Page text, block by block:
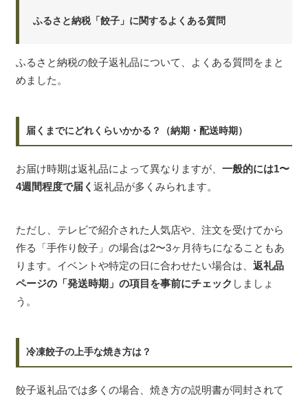
ふるさと納税「餃子」に関するよくある質問
ふるさと納税の餃子返礼品について、よくある質問をまと
めました。
届くまでにどれくらいかかる？（納期・配送時期）
お届け時期は返礼品によって異なりますが、 一般的には1〜
4週間程度で届く 返礼品が多くみられます。
ただし、テレビで紹介された人気店や、注文を受けてから
作る「手作り餃子」の場合は2〜3ヶ月待ちになることもあ
ります。イベントや特定の日に合わせたい場合は、 返礼品
ページの「発送時期」の項目を事前にチェック しましょ
う。
冷凍餃子の上手な焼き方は？
餃子返礼品では多くの場合、焼き方の説明書が同封されて